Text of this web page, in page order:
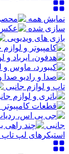
نمایش همه
سازی شده
بازی های ویدیویی
صدا
تاپ و لوازم جانبی
جانبی
استیکرهای لپ تاپ